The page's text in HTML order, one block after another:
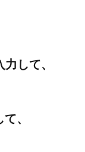
力して、
、